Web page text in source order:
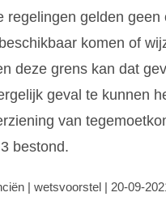
regelingen gelden
komen of
deze grens kan dat
geval te kunnen
van
bestond.
| wetsvoorstel | 20-09-